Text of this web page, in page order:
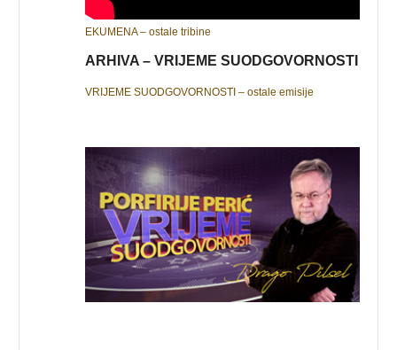
EKUMENA – ostale tribine
ARHIVA – VRIJEME SUODGOVORNOSTI
VRIJEME SUODGOVORNOSTI – ostale emisije